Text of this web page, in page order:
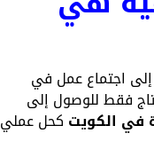
إلى اجتماع عمل في
فقط للوصول إلى
في الكويت كحل عملي